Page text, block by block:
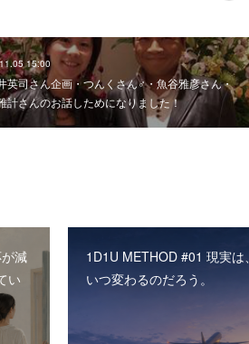
15:00
英司さん企画・つんくさん♂・魚谷雅彦さん・
計さんのお話しためになりました！
減
い
1D1U METHOD #01 現実は、
いつ変わるのだろう。